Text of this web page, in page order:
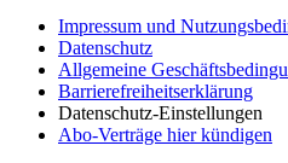
Impressum und
Datenschutz
Allgemeine
Barrierefreiheitserklärung
Datenschutz-Einstellungen
Abo-Verträge hier kündigen